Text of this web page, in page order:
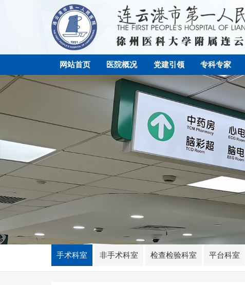
网站首页 医院概况 党建引领 专科专家
手术科室 非手术科室 检查检验科室 平台科室